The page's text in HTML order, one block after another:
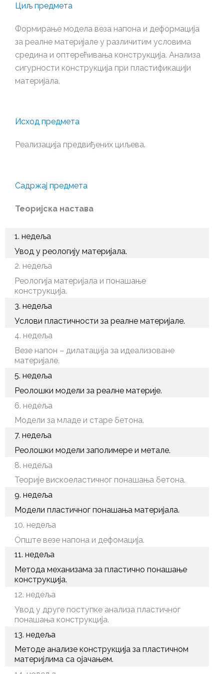
Циљ предмета
Формирање модела веза напона и деформација
за реалне материјале у различитим условима
средина и оптерећивања конструкција. Анализа
сигурности конструкција при пластификацији
материјала.
Исход предмета
Реализација предвиђених циљева.
Садржај предмета
Теоријска настава
1. недеља
Увод у реологију материјала.
2. недеља
Реологија материјала и понашање
конструкција.
3. недеља
Услови пластичности за реалне материјале.
4. недеља
Везе напон – дилатација за идеализоване
материјале.
5. недеља
Реолошки модели за реалне материје.
6. недеља
Модели за младе и старе бетона.
7. недеља
Реолошки модели заполимере и метале.
8. недеља
Теорије вискоеластичног понашања бетона.
9. недеља
Модели пластичног понашања материјала.
10. недеља
Опште везе напона и дефомација.
11. недеља
Метода механизама за пластично понашање
конструкција.
12. недеља
Увод у друге поступке анализа пластичног
понашања конструкција.
13. недеља
Методе анализе конструкција за пластичном
материјлима са ојачањем.